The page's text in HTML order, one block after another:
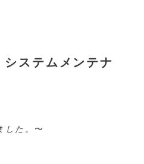
システムメンテナ
た。 〜